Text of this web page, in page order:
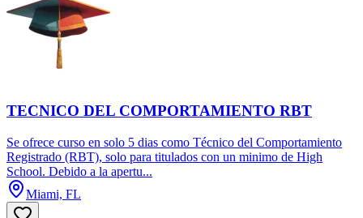
TECNICO DEL COMPORTAMIENTO RBT
Se ofrece curso en solo 5 dias como Técnico del Comportamiento
Registrado (RBT), solo para titulados con un minimo de High
School. Debido a la apertu...
Miami, FL